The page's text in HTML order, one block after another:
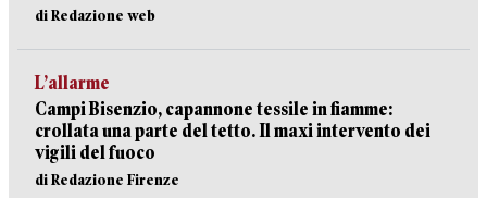
di Redazione web
L’allarme
Campi Bisenzio, capannone tessile in fiamme:
crollata una parte del tetto. Il maxi intervento dei
vigili del fuoco
di Redazione Firenze